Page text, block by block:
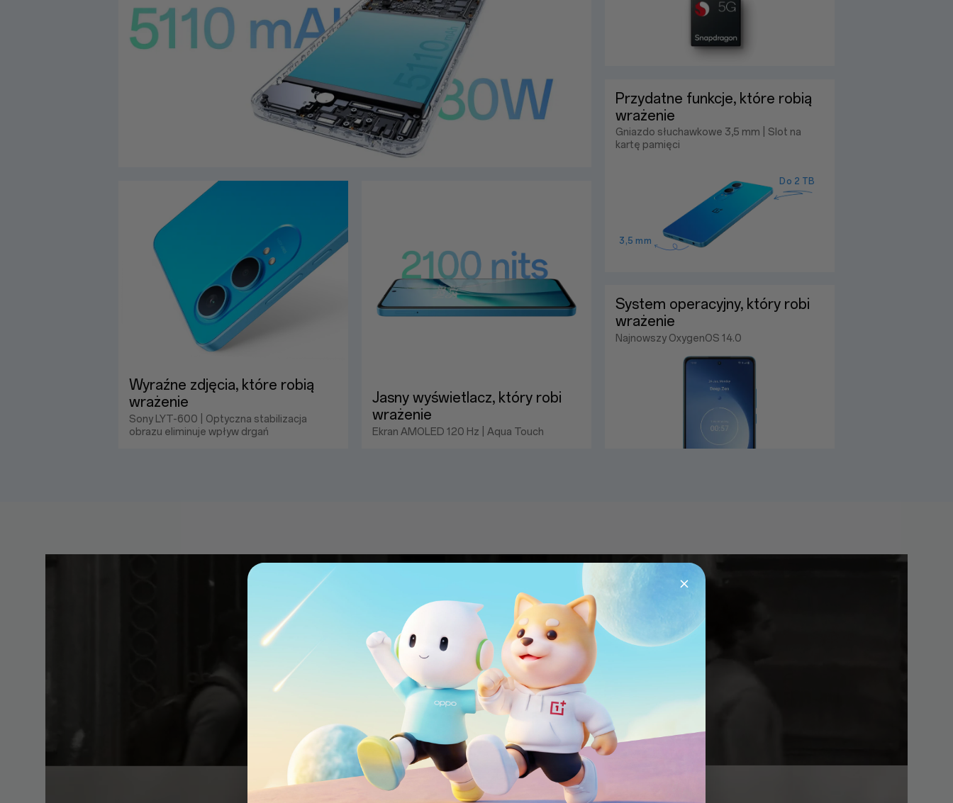
Wyraźne zdjęcia, które robią
wrażenie
Sony LYT-600 | Optyczna stabilizacja
obrazu eliminuje wpływ drgań
Jasny wyświetlacz, który robi
wrażenie
Ekran AMOLED 120 Hz | Aqua Touch
Przydatne funkcje, które robią
wrażenie
Gniazdo słuchawkowe 3,5 mm | Slot na
kartę pamięci
3,5 mm
Do 2 TB
System operacyjny, który robi
wrażenie
Najnowszy OxygenOS 14.0